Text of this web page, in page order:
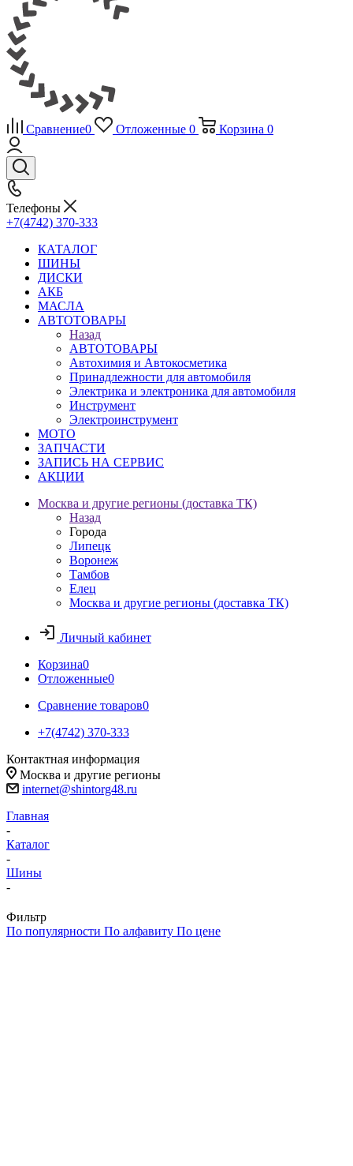
Сравнение0 Отложенные 0 Корзина 0
Телефоны
+7(4742) 370-333
КАТАЛОГ
ШИНЫ
ДИСКИ
АКБ
МАСЛА
АВТОТОВАРЫ
Назад
АВТОТОВАРЫ
Автохимия и Автокосметика
Принадлежности для автомобиля
Электрика и электроника для автомобиля
Инструмент
Электроинструмент
МОТО
ЗАПЧАСТИ
ЗАПИСЬ НА СЕРВИС
АКЦИИ
Москва и другие регионы (доставка ТК)
Назад
Города
Липецк
Воронеж
Тамбов
Елец
Москва и другие регионы (доставка ТК)
Личный кабинет
Корзина0
Отложенные0
Сравнение товаров0
+7(4742) 370-333
Контактная информация
Москва и другие регионы
internet@shintorg48.ru
Главная
-
Каталог
-
Шины
-
Фильтр
По популярности По алфавиту По цене